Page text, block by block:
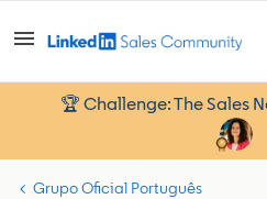
🏆 Challenge: The Sales
Grupo Oficial Português